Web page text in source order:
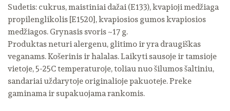
Sudetis: cukrus, maistiniai dažai (E133), kvapioji medžiaga
propilenglikolis [E1520], kvapiosios gumos kvapiosios
medžiagos. Grynasis svoris ~17 g.
Produktas neturi alergenu, glitimo ir yra draugiškas
veganams. Košerinis ir halalas. Laikyti sausoje ir tamsioje
vietoje, 5-25C temperaturoje, toliau nuo šilumos šaltiniu,
sandariai uždarytoje originalioje pakuoteje. Preke
gaminama ir supakuojama rankomis.